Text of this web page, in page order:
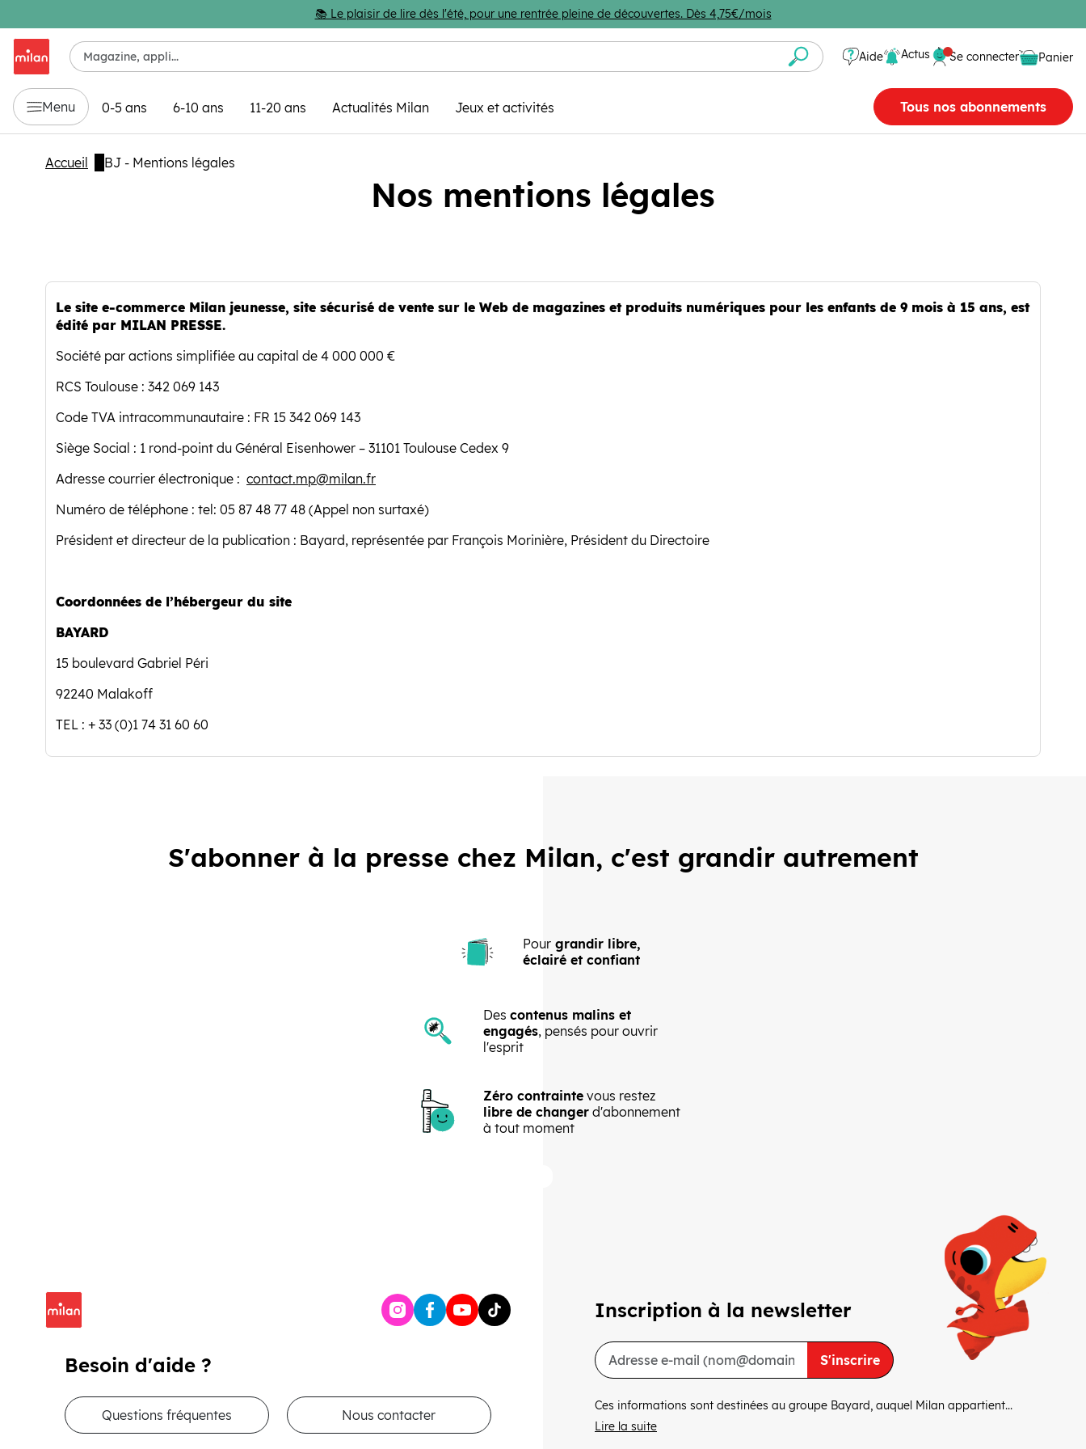
📚 Le plaisir de lire dès l'été, pour une rentrée pleine de découvertes. Dès 4,75€/mois
Aide Actus Se connecter
Se connecter Panier
Menu 0-5 ans 6-10 ans 11-20 ans Actualités Milan Jeux et activités Tous nos abonnements
Accueil BJ - Mentions légales
Nos mentions légales
Le site e-commerce Milan jeunesse, site sécurisé de vente sur le Web de magazines et produits numériques pour les enfants de 9 mois à 15 ans, est
édité par MILAN PRESSE.
Société par actions simplifiée au capital de 4 000 000 €
RCS Toulouse : 342 069 143
Code TVA intracommunautaire : FR 15 342 069 143
Siège Social : 1 rond-point du Général Eisenhower – 31101 Toulouse Cedex 9
Adresse courrier électronique : contact.mp@milan.fr
Numéro de téléphone : tel: 05 87 48 77 48 (Appel non surtaxé)
Président et directeur de la publication : Bayard, représentée par François Morinière, Président du Directoire
Coordonnées de l’hébergeur du site
BAYARD
15 boulevard Gabriel Péri
92240 Malakoff
TEL : + 33 (0)1 74 31 60 60
S'abonner à la presse chez Milan, c'est grandir autrement
Pour grandir libre,
éclairé et confiant
Des contenus malins et
engagés, pensés pour ouvrir
l'esprit
Zéro contrainte vous restez
libre de changer d'abonnement
à tout moment
Besoin d'aide ?
Questions fréquentes Nous contacter
Inscription à la newsletter
S'inscrire
Ces informations sont destinées au groupe Bayard, auquel Milan appartient...
Lire la suite